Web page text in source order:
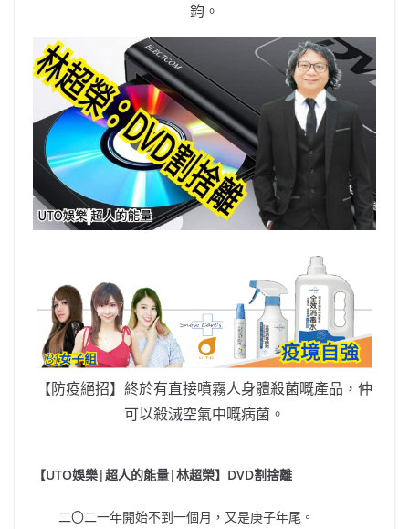
鈞。
【防疫絕招】終於有直接噴霧人身體殺菌嘅產品，仲
可以殺滅空氣中嘅病菌。
【UTO娛樂|超人的能量|林超榮】DVD割捨離
二〇二一年開始不到一個月，又是庚子年尾。